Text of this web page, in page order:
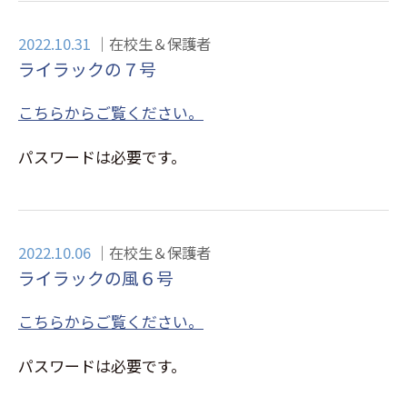
2022.10.31 在校生＆保護者
ライラックの７号
こちらからご覧ください。
パスワードは必要です。
2022.10.06 在校生＆保護者
ライラックの風６号
こちらからご覧ください。
パスワードは必要です。